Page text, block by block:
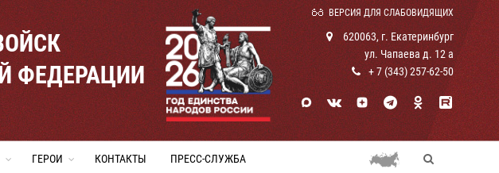
ВЕРСИЯ ДЛЯ СЛАБОВИДЯЩИХ
ФЕДЕРАЦИИ
620063, г. Екатеринбург
ул. Чапаева д. 12 а
+ 7 (343) 257-62-50
ГЕРОИ КОНТАКТЫ ПРЕСС-СЛУЖБА